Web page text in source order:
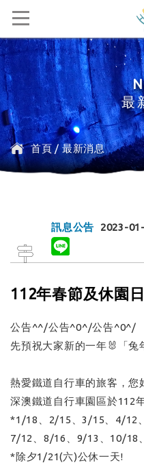
最
首頁/最新消息
訊息公告 2023-
112年春節及休園
公告^^/公告^0^/公告^0^/
先預祝大家新的一年🐰「兔
熱愛鐵道自行車的旅客，您
深澳鐵道自行車園區於112
*1/18、2/15、3/15、4/12
7/12、8/16、9/13、10/18
*除夕1/21(六)公休一天!